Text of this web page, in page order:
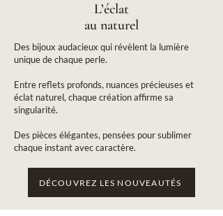
L’éclat
au naturel
Des bijoux audacieux qui révèlent la lumière
unique de chaque perle.
Entre reflets profonds, nuances précieuses et
éclat naturel, chaque création affirme sa
singularité.
Des pièces élégantes, pensées pour sublimer
chaque instant avec caractère.
DÉCOUVREZ LES NOUVEAUTÉS